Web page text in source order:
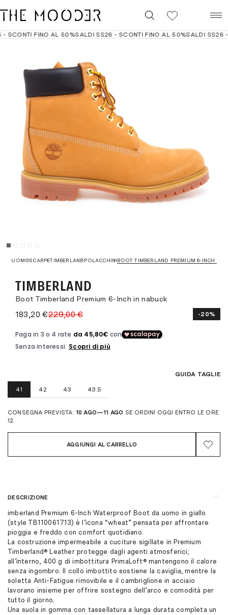
FINO AL 50%SALDI SS26 - SCONTI FINO AL 50%SALDI SS26 -
UOMOSCARPETIMBERLANDPOLACCHINIBOOT TIMBERLAND PREMIUM 6-INCH IN
TIMBERLAND
Boot Timberland Premium 6-Inch in nabuck
183,20 €229,00 € -20%
GUIDA TAGLIE
41 42 43 43.5
CONSEGNA PREVISTA: 10 AGO—11 AGO SE ORDINI OGGI ENTRO LE ORE
12.
AGGIUNGI AL CARRELLO
DESCRIZIONE
imberland Premium 6-Inch Waterproof Boot da uomo in giallo
(style TB110061713) è l’icona “wheat” pensata per affrontare
pioggia e freddo con comfort quotidiano.
La costruzione impermeabile a cuciture sigillate in Premium
Timberland® Leather protegge dagli agenti atmosferici;
all’interno, 400 g di imbottitura PrimaLoft® mantengono il calore
senza ingombro. Il collo imbottito sostiene la caviglia, mentre la
soletta Anti-Fatigue rimovibile e il cambriglione in acciaio
lavorano insieme per offrire sostegno dell’arco e comodità per
tutto il giorno.
Una suola in gomma con tassellatura a lunga durata completa un